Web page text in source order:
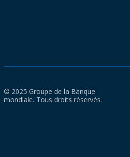
© 2025 Groupe de la Banque
mondiale. Tous droits réservés.